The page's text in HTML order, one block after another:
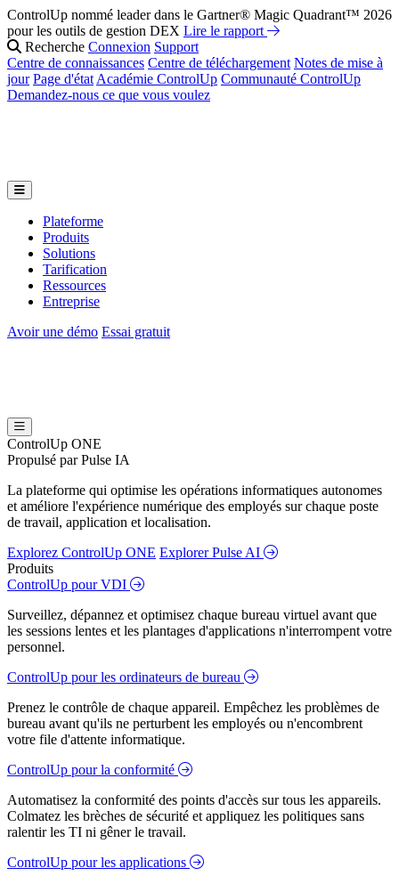
ControlUp nommé leader dans le Gartner® Magic Quadrant™ 2026
pour les outils de gestion DEX Lire le rapport
Réparez-le avant qu'ils ne le ressentent : Présentation de la suite IA
de ControlUp Regardez le Webinaire
Recherche Connexion Support
Centre de connaissances Centre de téléchargement Notes de mise à
jour Page d'état Académie ControlUp Communauté ControlUp
Demandez-nous ce que vous voulez
Plateforme
Produits
Solutions
Tarification
Ressources
Entreprise
Avoir une démo Essai gratuit
ControlUp ONE
Propulsé par Pulse IA
La plateforme qui optimise les opérations informatiques autonomes
et améliore l'expérience numérique des employés sur chaque poste
de travail, application et localisation.
Explorez ControlUp ONE Explorer Pulse AI
Produits
ControlUp pour VDI
Surveillez, dépannez et optimisez chaque bureau virtuel avant que
les sessions lentes et les plantages d'applications n'interrompent votre
personnel.
ControlUp pour les ordinateurs de bureau
Prenez le contrôle de chaque appareil. Empêchez les problèmes de
bureau avant qu'ils ne perturbent les employés ou n'encombrent
votre file d'attente informatique.
ControlUp pour la conformité
Automatisez la conformité des points d'accès sur tous les appareils.
Colmatez les brèches de sécurité et appliquez les politiques sans
ralentir les TI ni gêner le travail.
ControlUp pour les applications